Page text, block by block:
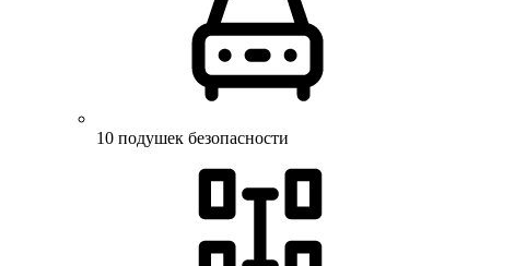
10 подушек безопасности